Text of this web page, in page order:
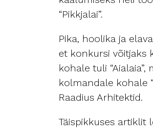
“Pikkjalai”.
Pika, hoolika ja
et konkursi võitjaks
kohale tuli
kolmandale kohale
Raadius Arhitektid.
Täispikkuses artiklit